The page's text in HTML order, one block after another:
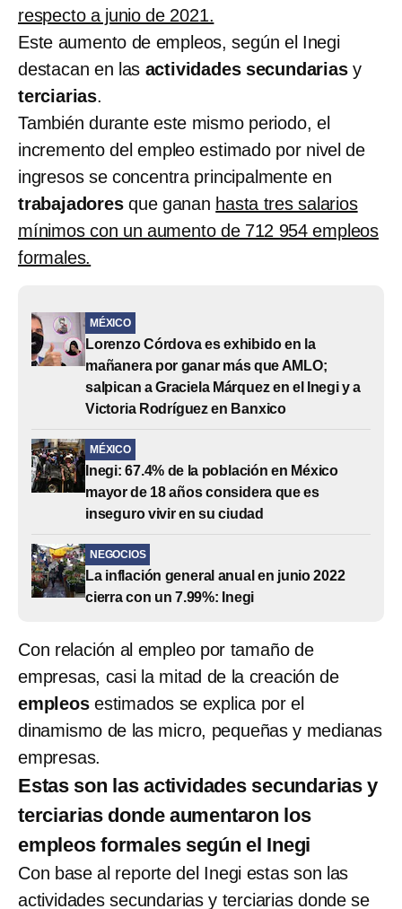
respecto a junio de 2021.
Este aumento de empleos, según el Inegi
destacan en las actividades secundariasy
terciarias.
También durante este mismo periodo, el
incremento del empleo estimado por nivel de
ingresos se concentra principalmente en
trabajadoresque ganan hasta tres salarios
mínimos con un aumento de 712 954 empleos
formales.
MÉXICO
Lorenzo Córdova es exhibido en la
mañanera por ganar más que AMLO;
salpican a Graciela Márquez en el Inegi y a
Victoria Rodríguez en Banxico
MÉXICO
Inegi: 67.4% de la población en México
mayor de 18 años considera que es
inseguro vivir en su ciudad
NEGOCIOS
La inflación general anual en junio 2022
cierra con un 7.99%: Inegi
Con relación al empleo por tamaño de
empresas, casi la mitad de la creación de
empleosestimados se explica por el
dinamismo de las micro, pequeñas y medianas
empresas.
Estas son las actividades secundarias y
terciarias donde aumentaron los
empleos formales según el Inegi
Con base al reporte del Inegi estas son las
actividades secundarias y terciarias donde se